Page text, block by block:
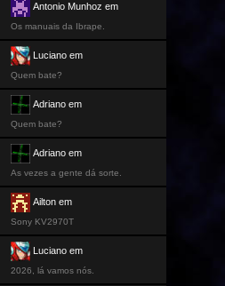
Antonio Munhoz em
Os manuais da Ibrape.
Luciano em
Quem bate?
Adriano em
Quem bate?
Adriano em
As vezes a gente dá sorte.
Ailton em
Sony KV2970T
Luciano em
2026, lá vamos nós.